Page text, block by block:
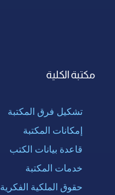
مكتبة الكلية
تشكيل فرق المكتبة
إمكانات المكتبة
قاعدة بيانات الكتب
خدمات المكتبة
حقوق الملكية الفكرية